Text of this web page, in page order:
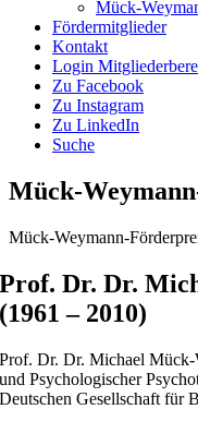
Mück-
Fördermitglieder
Kontakt
Login
Zu Facebook
Zu Instagram
Zu LinkedIn
Suche
Mück-
Mück-Weymann-
Prof. Dr. Dr.
(1961 – 2010)
Prof. Dr. Dr. Michael
und Psychologischer
Deutschen Gesellschaft für